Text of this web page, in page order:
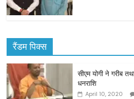
रैंडम पिक्स
सीएम योगी ने गरीब
धनराशि
April 10, 2020